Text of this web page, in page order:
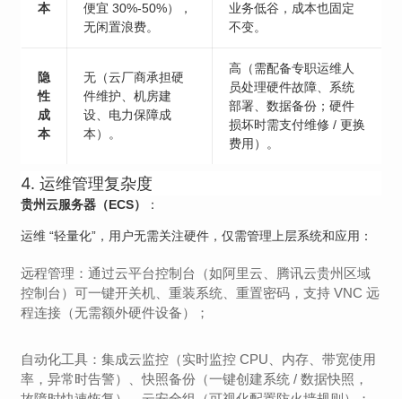
本
便宜 30%-50%），
无闲置浪费。
业务低谷，成本也固定
不变。
隐
性
成
本
无（云厂商承担硬
件维护、机房建
设、电力保障成
本）。
高（需配备专职运维人
员处理硬件故障、系统
部署、数据备份；硬件
损坏时需支付维修 / 更换
费用）。
4. 运维管理复杂度
贵州云服务器（ECS） ：
运维 “轻量化”，用户无需关注硬件，仅需管理上层系统和应用：
远程管理：通过云平台控制台（如阿里云、腾讯云贵州区域
控制台）可一键开关机、重装系统、重置密码，支持 VNC 远
程连接（无需额外硬件设备）；
自动化工具：集成云监控（实时监控 CPU、内存、带宽使用
率，异常时告警）、快照备份（一键创建系统 / 数据快照，